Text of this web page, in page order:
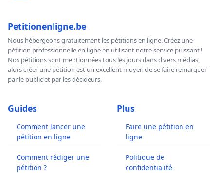
Petitionenligne.be
Nous hébergeons gratuitement les pétitions en ligne. Créez une
pétition professionnelle en ligne en utilisant notre service puissant !
Nos pétitions sont mentionnées tous les jours dans divers médias,
alors créer une pétition est un excellent moyen de se faire remarquer
par le public et par les décideurs.
Guides
Comment lancer une
pétition en ligne
Comment rédiger une
pétition ?
Plus
Faire une pétition en
ligne
Politique de
confidentialité